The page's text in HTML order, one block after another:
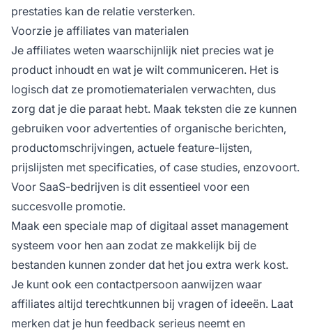
prestaties kan de relatie versterken.
Voorzie je affiliates van materialen
Je affiliates weten waarschijnlijk niet precies wat je
product inhoudt en wat je wilt communiceren. Het is
logisch dat ze promotiematerialen verwachten, dus
zorg dat je die paraat hebt. Maak teksten die ze kunnen
gebruiken voor advertenties of organische berichten,
productomschrijvingen, actuele feature-lijsten,
prijslijsten met specificaties, of case studies, enzovoort.
Voor SaaS-bedrijven is dit essentieel voor een
succesvolle promotie.
Maak een speciale map of digitaal asset management
systeem voor hen aan zodat ze makkelijk bij de
bestanden kunnen zonder dat het jou extra werk kost.
Je kunt ook een contactpersoon aanwijzen waar
affiliates altijd terechtkunnen bij vragen of ideeën. Laat
merken dat je hun feedback serieus neemt en